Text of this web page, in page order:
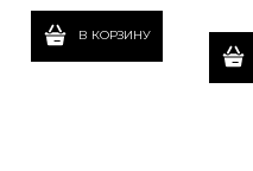
В КОРЗИНУ